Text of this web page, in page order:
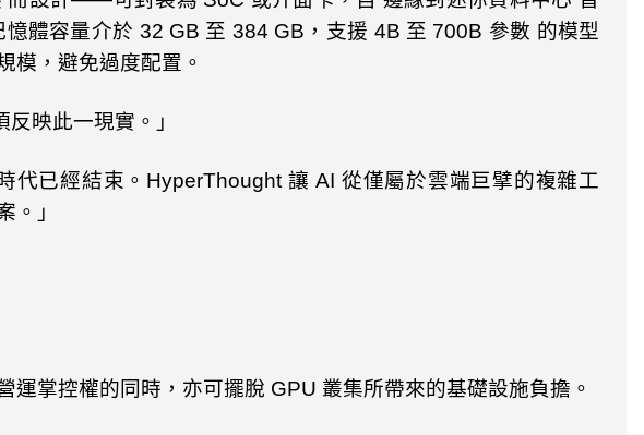
憶體容量介於 32 GB 至 384 GB ，支援 4B 至 700B 參數 的模型
，避免過度配置。
映此一現實。」
代已經結束。 HyperThought 讓 AI 從僅屬於雲端巨擘的複雜工
。」
運掌控權的同時，亦可擺脫 GPU 叢集所帶來的基礎設施負擔。